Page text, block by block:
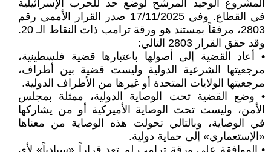
المشروع الوحيد المرشح لوضع حد للحرب الإسرائيلية
في القطاع. وفي 17/11/2025 صدر القرار الأممي رقم
2803، مرفقاً بمستند هو ورقة ترامب ذات النقاط الـ 20.
وقد حقق القرار 2803 التالي:
• أعاد القضية إلى أصولها باعتبارها قضية فلسطينية،
مرجعيتها الشرعية الدولية وليست قضية بين أطراف،
مرجعيتها الولايات المتحدة أو غيرها من الأطراف الدولية.
• وضع القضية تحت الوصاية الدولية، ممثلة بمجلس
الأمن، وليست تحت الوصاية الأميركية أو من يشاركها
في الوصاية، وبالتالي تحولت هذه الوصاية من معناها
«الإستعماري» إلى حماية دولية.